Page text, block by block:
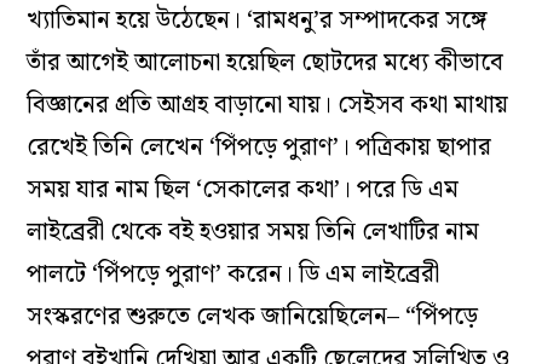
খ্যাতিমান হয়ে উঠেছেন। ‘রামধনু’র সম্পাদকের সঙ্গে
তাঁর আগেই আলোচনা হয়েছিল ছোটদের মধ্যে কীভাবে
বিজ্ঞানের প্রতি আগ্রহ বাড়ানো যায়। সেইসব কথা মাথায়
রেখেই তিনি লেখেন ‘পিঁপড়ে পুরাণ’। পত্রিকায় ছাপার
সময় যার নাম ছিল ‘সেকালের কথা’। পরে ডি এম
লাইব্রেরী থেকে বই হওয়ার সময় তিনি লেখাটির নাম
পালটে ‘পিঁপড়ে পুরাণ’ করেন। ডি এম লাইব্রেরী
সংস্করণের শুরুতে লেখক জানিয়েছিলেন– “পিঁপড়ে